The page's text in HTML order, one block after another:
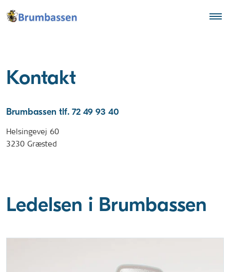
Kontakt
Brumbassen tlf. 72 49 93 40
Helsingevej 60
3230 Græsted
Ledelsen i Brumbassen